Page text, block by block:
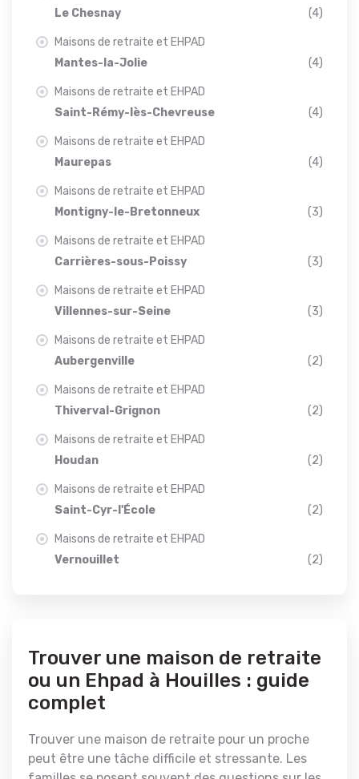
Le Chesnay
(4)
Maisons de retraite et EHPAD
Mantes-la-Jolie
(4)
Maisons de retraite et EHPAD
Saint-Rémy-lès-Chevreuse
(4)
Maisons de retraite et EHPAD
Maurepas
(4)
Maisons de retraite et EHPAD
Montigny-le-Bretonneux
(3)
Maisons de retraite et EHPAD
Carrières-sous-Poissy
(3)
Maisons de retraite et EHPAD
Villennes-sur-Seine
(3)
Maisons de retraite et EHPAD
Aubergenville
(2)
Maisons de retraite et EHPAD
Thiverval-Grignon
(2)
Maisons de retraite et EHPAD
Houdan
(2)
Maisons de retraite et EHPAD
Saint-Cyr-l'École
(2)
Maisons de retraite et EHPAD
Vernouillet
(2)
Trouver une maison de retraite
ou un Ehpad à Houilles : guide
complet
Trouver une maison de retraite pour un proche
peut être une tâche difficile et stressante. Les